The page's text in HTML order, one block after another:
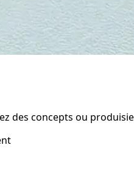
des concepts ou